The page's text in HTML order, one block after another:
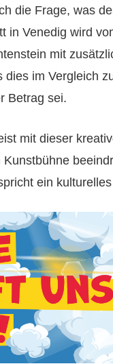
die Frage, was
in Venedig wird
mit
dies im Vergleich
Betrag sei.
mit dieser
ein